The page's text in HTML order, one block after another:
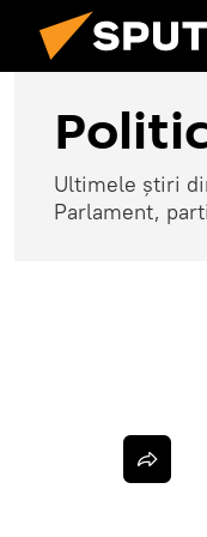
Ultimele știri
Parlament,